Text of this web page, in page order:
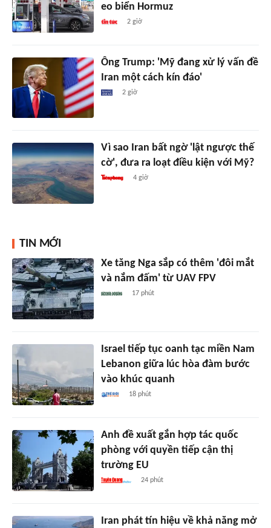
eo biển Hormuz
2 giờ
Ông Trump: 'Mỹ đang xử lý vấn đề
Iran một cách kín đáo'
2 giờ
Vì sao Iran bất ngờ 'lật ngược thế
cờ', đưa ra loạt điều kiện với Mỹ?
4 giờ
TIN MỚI
Xe tăng Nga sắp có thêm 'đôi mắt
và nắm đấm' từ UAV FPV
17 phút
Israel tiếp tục oanh tạc miền Nam
Lebanon giữa lúc hòa đàm bước
vào khúc quanh
18 phút
Anh đề xuất gắn hợp tác quốc
phòng với quyền tiếp cận thị
trường EU
24 phút
Iran phát tín hiệu về khả năng mở